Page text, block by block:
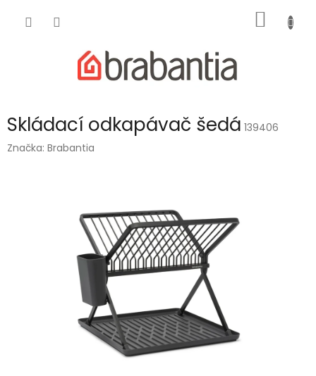
KOŠÍK
Skládací odkapávač šedá 139406
Značka: Brabantia